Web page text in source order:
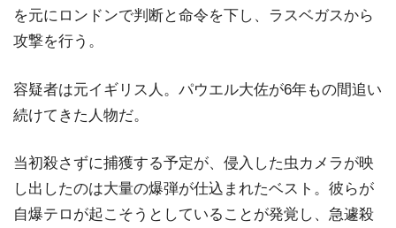
を元にロンドンで判断と命令を下し、ラスベガスから
攻撃を行う。
容疑者は元イギリス人。パウエル大佐が6年もの間追い
続けてきた人物だ。
当初殺さずに捕獲する予定が、侵入した虫カメラが映
し出したのは大量の爆弾が仕込まれたベスト。彼らが
自爆テロが起こそうとしていることが発覚し、急遽殺